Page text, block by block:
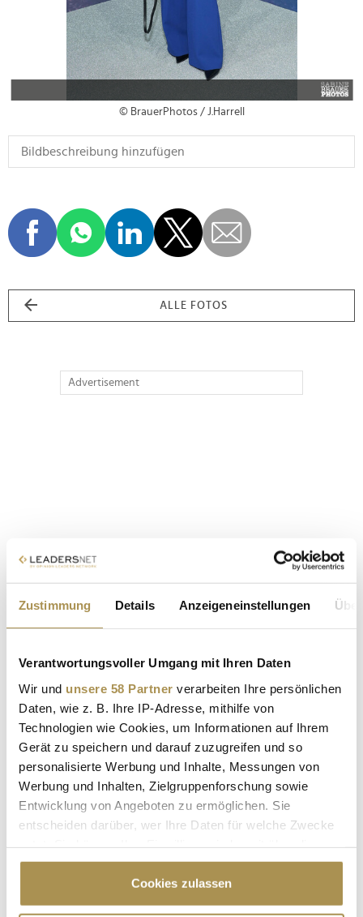
Zustimmung Details Anzeigeneinstellungen
Verantwortungsvoller Umgang mit Ihren Daten
Wir und unsere 58 Partner verarbeiten Ihre persönlichen
Daten, wie z. B. Ihre IP-Adresse, mithilfe von
Technologien wie Cookies, um Informationen auf Ihrem
Gerät zu speichern und darauf zuzugreifen und so
personalisierte Werbung und Inhalte, Messungen von
Werbung und Inhalten, Zielgruppenforschung sowie
Entwicklung von Angeboten zu ermöglichen. Sie
entscheiden darüber, wer Ihre Daten für welche Zwecke
Cookie-Erklärung oder durch Klicken auf das Privacy
Trigger Symbol ändern oder widerrufen
Cookies zulassen
© BrauerPhotos / J.Harrell
ALLE FOTOS
Advertisement